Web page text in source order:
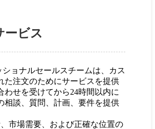
ービス
ショナルセールスチームは、カス
た注文のためにサービスを提供
わせを受けてから24時間以内に
相談、質問、計画、要件を提供
市場需要、および正確な位置の